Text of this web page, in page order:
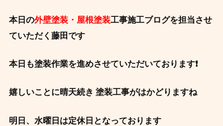
本日の外壁塗装・屋根塗装工事施工ブログを担当させ
ていただく藤田です
本日も塗装作業を進めさせていただいております❗
嬉しいことに晴天続き 塗装工事がはかどりますね
明日、水曜日は定休日となっております